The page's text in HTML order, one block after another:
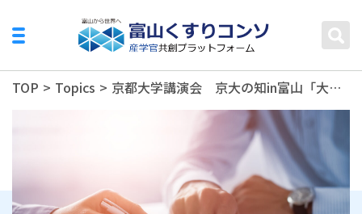
TOP > Topics > 京都大学講演会 京大の知in富山「大学の使命と科学する心」の開催について